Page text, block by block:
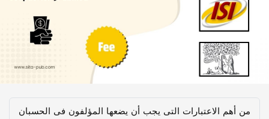
من أهم الاعتبارات التی یجب أن یضعها المؤلفون فی الحسبان